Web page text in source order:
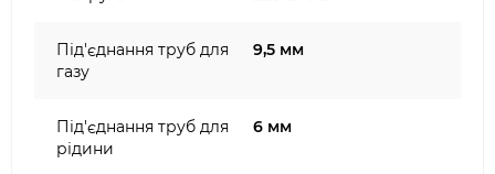
Під'єднання труб для
газу
9,5 мм
Під'єднання труб для
рідини
6 мм